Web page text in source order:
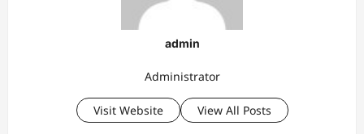
admin
Administrator
Visit Website View All Posts